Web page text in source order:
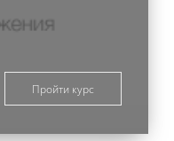
Пройти курс